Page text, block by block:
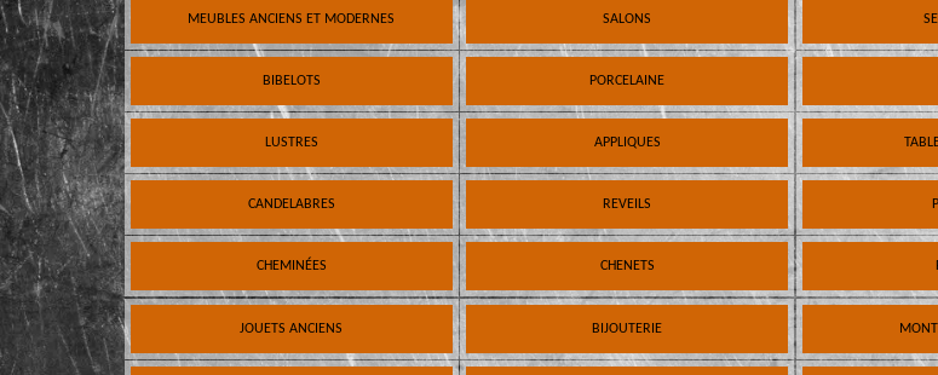
MEUBLES ANCIENS ET MODERNES SALONS
BIBELOTS PORCELAINE
LUSTRES APPLIQUES
CANDELABRES REVEILS
CHEMINÉES CHENETS
JOUETS ANCIENS BIJOUTERIE